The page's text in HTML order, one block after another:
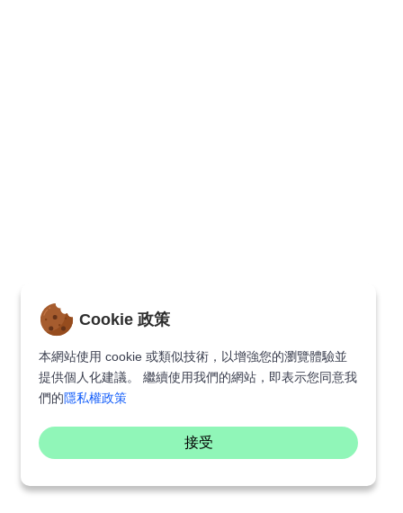
Cookie 政策
本網站使用 cookie 或類似技術，以增強您的瀏覽體驗並
提供個人化建議。 繼續使用我們的網站，即表示您同意我
們的隱私權政策
接受